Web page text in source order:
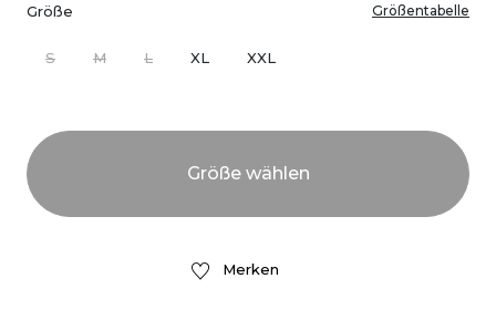
Größe Größentabelle
S M L XL XXL
Merken